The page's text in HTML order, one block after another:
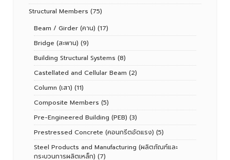
Structural Members (75)
Beam / Girder (คาน) (17)
Bridge (สะพาน) (9)
Building Structural Systems (8)
Castellated and Cellular Beam (2)
Column (เสา) (11)
Composite Members (5)
Pre-Engineered Building (PEB) (3)
Prestressed Concrete (คอนกรีตอัดแรง) (5)
Steel Products and Manufacturing (ผลิตภัณฑ์และ
กระบวนการผลิตเหล็ก) (7)